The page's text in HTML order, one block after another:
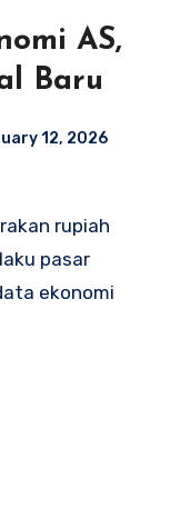
AS,
Baru
12, 2026
rupiah
pasar
ekonomi